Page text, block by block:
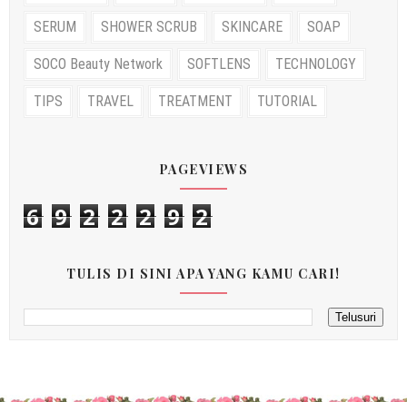
SERUM SHOWER SCRUB SKINCARE SOAP
SOCO Beauty Network SOFTLENS TECHNOLOGY
TIPS TRAVEL TREATMENT TUTORIAL
PAGEVIEWS
6 9 2 2 2 9 2
TULIS DI SINI APA YANG KAMU CARI!